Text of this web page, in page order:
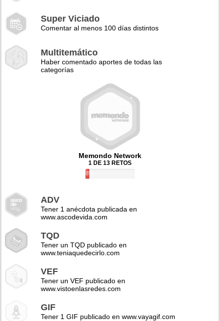
Super Viciado
Comentar al menos 100 días distintos
Multitemático
Haber comentado aportes de todas las
categorías
Memondo Network
1 DE 13 RETOS
8%
ADV
Tener 1 anécdota publicada en
www.ascodevida.com
TQD
Tener un TQD publicado en
www.teniaquedecirlo.com
VEF
Tener un VEF publicado en
www.vistoenlasredes.com
GIF
Tener 1 GIF publicado en www.vayagif.com